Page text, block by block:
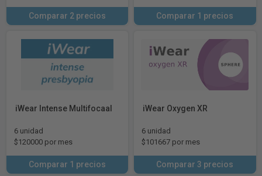
Comparar 2 precios Comparar 1 precios
iWear Intense Multifocaal
6 unidad
$120000 por mes
Comparar 1 precios
iWear Oxygen XR
6 unidad
$101667 por mes
Comparar 3 precios